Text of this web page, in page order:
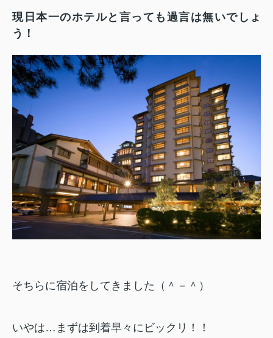
現日本一のホテルと言っても過言は無いでしょ
う！
そちらに宿泊をしてきました（＾－＾）
いやは…まずは到着早々にビックリ！！